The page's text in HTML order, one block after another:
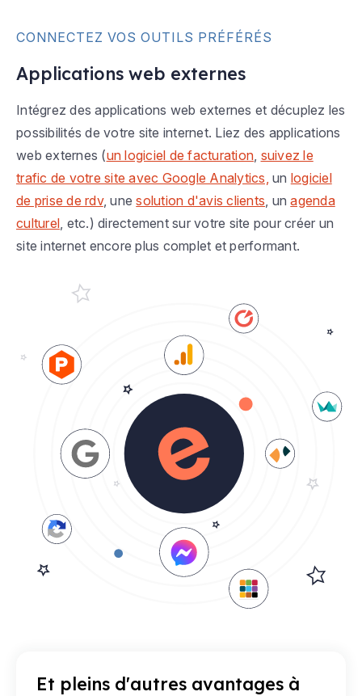
CONNECTEZ VOS OUTILS PRÉFÉRÉS
Applications web externes
Intégrez des applications web externes et décuplez les
possibilités de votre site internet. Liez des applications
web externes (un logiciel de facturation, suivez le
trafic de votre site avec Google Analytics, un logiciel
de prise de rdv, unesolution d'avis clients, unagenda
culturel, etc.) directement sur votre site pour créer un
site internet encore plus complet et performant.
Et pleins d'autres avantages à